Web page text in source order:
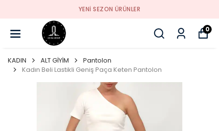
YENI SEZON ÜRÜNLER
0
KADIN ALT GİYİM
Pantolon
Kadın Beli Lastikli Geniş Paça Keten Pantolon